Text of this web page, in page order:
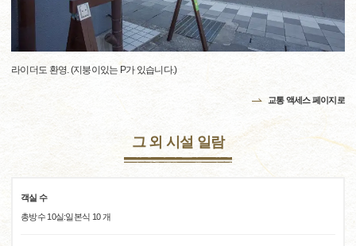
라이더도 환영. (지붕이있는 P가 있습니다.)
교통 액세스 페이지로
그 외 시설 일람
객실 수
총방수 10실:일본식 10 개